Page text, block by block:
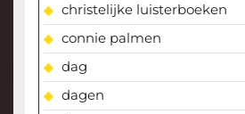
christelijke luisterboeken
connie palmen
dag
dagen